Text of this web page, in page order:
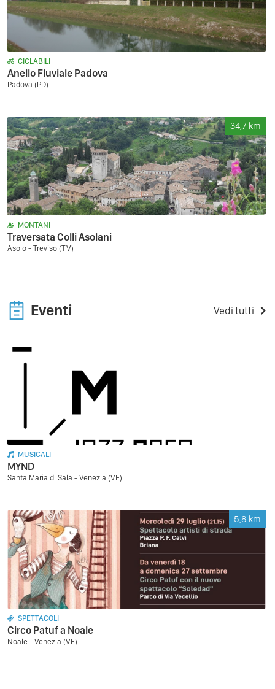
CICLABILI
Anello Fluviale Padova
Padova (PD)
34,7 km
MONTANI
Traversata Colli Asolani
Asolo - Treviso (TV)
Eventi Vedi tutti
MUSICALI
MYND
Santa Maria di Sala - Venezia (VE)
5,8 km
SPETTACOLI
Circo Patuf a Noale
Noale - Venezia (VE)